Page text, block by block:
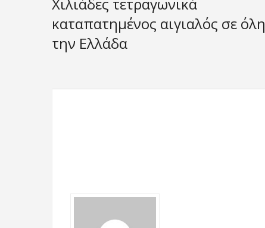
καταπατημένος αιγιαλός σε όλη
την Ελλάδα